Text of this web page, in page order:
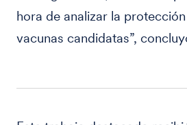
hora de analizar la
vacunas candidatas”,